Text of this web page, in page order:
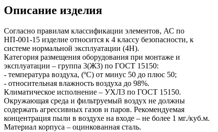
Описание изделия
Согласно правилам классификации элементов, АС по
НП-001-15 изделие относится к 4 классу безопасности, к
системе нормальной эксплуатации (4Н).
Категория размещения оборудования при монтаже и
эксплуатации – группа 3(Ж3) по ГОСТ 15150:
- температура воздуха, (ºС) от минус 50 до плюс 50;
- относительная влажность воздуха до 98%.
Климатическое исполнение – УХЛ3 по ГОСТ 15150.
Окружающая среда и фильтруемый воздух не должны
содержать агрессивных газов и паров. Рекомендуемая
концентрация пыли в воздухе на входе – не более 1 мг./куб.м.
Материал корпуса – оцинкованная сталь.